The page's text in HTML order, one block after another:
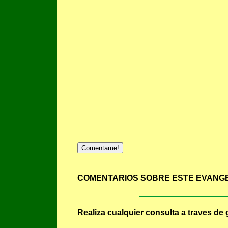
Comentame!
COMENTARIOS SOBRE ESTE
Realiza cualquier consulta a traves de